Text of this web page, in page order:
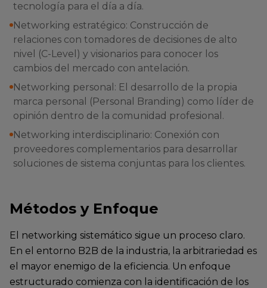
tecnología para el día a día.
Networking estratégico: Construcción de
relaciones con tomadores de decisiones de alto
nivel (C-Level) y visionarios para conocer los
cambios del mercado con antelación.
Networking personal: El desarrollo de la propia
marca personal (Personal Branding) como líder de
opinión dentro de la comunidad profesional.
Networking interdisciplinario: Conexión con
proveedores complementarios para desarrollar
soluciones de sistema conjuntas para los clientes.
Métodos y Enfoque
El networking sistemático sigue un proceso claro.
En el entorno B2B de la industria, la arbitrariedad es
el mayor enemigo de la eficiencia. Un enfoque
estructurado comienza con la identificación de los